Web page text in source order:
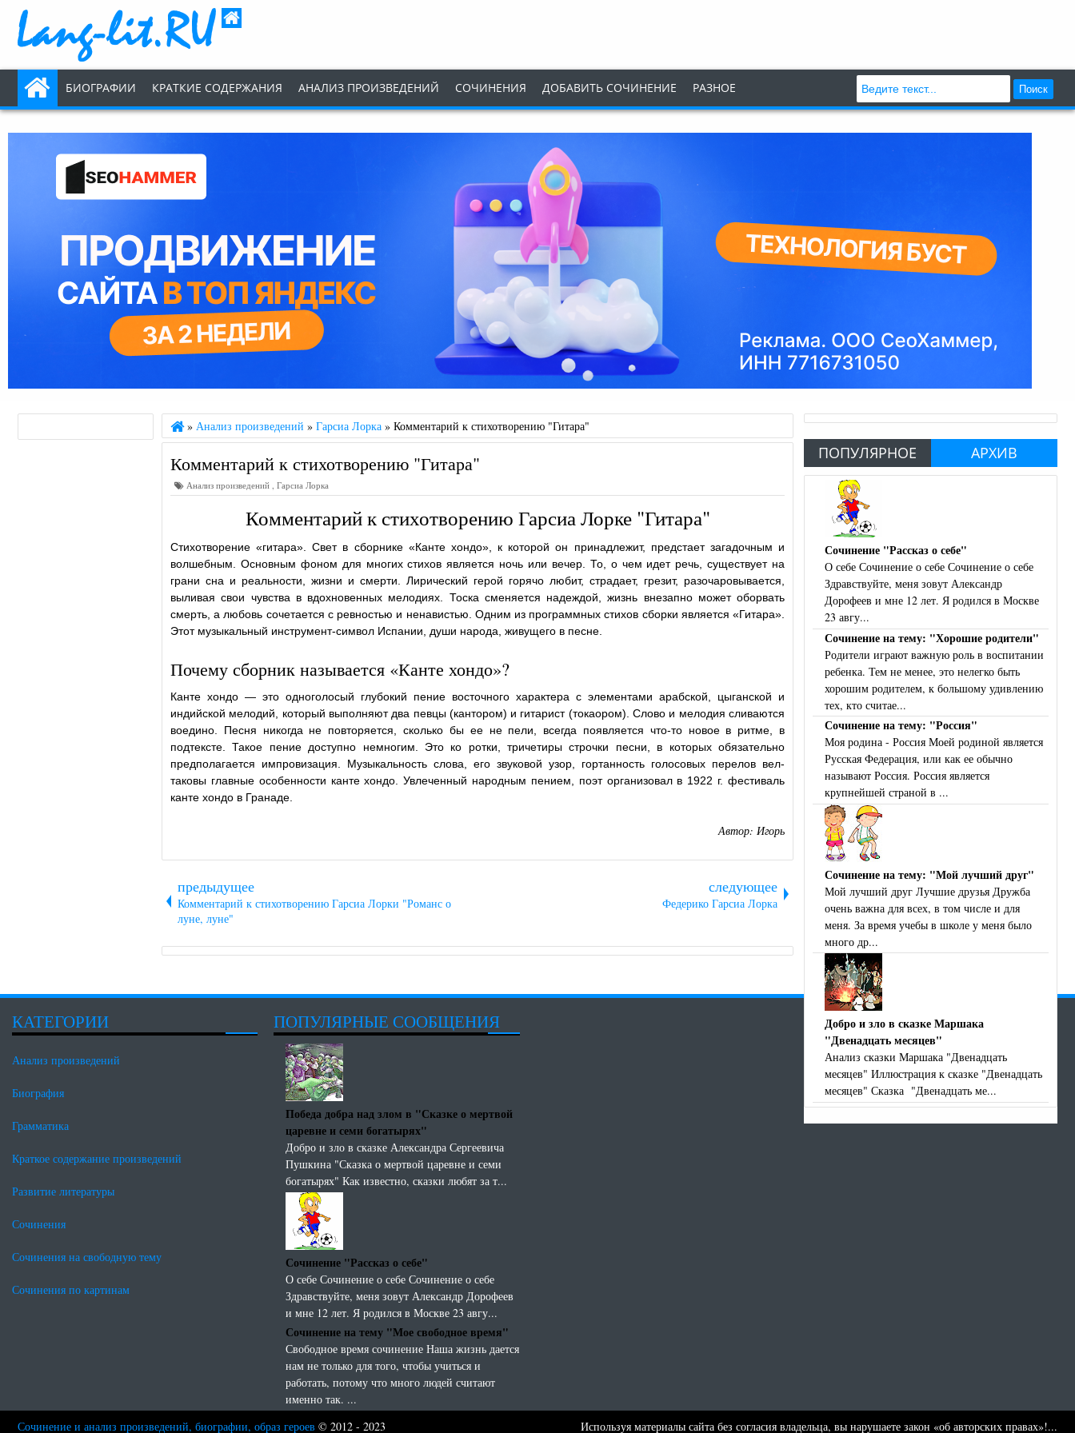
БИОГРАФИИ КРАТКИЕ СОДЕРЖАНИЯ АНАЛИЗ ПРОИЗВЕДЕНИЙ СОЧИНЕНИЯ ДОБАВИТЬ СОЧИНЕНИЕ РАЗНОЕ Поиск
» Анализ произведений » Гарсиа Лорка » Комментарий к стихотворению "Гитара"
Комментарий к стихотворению "Гитара"
Анализ произведений , Гарсиа Лорка
Комментарий к стихотворению Гарсиа Лорке "Гитара"
Стихотворение «гитара». Свет в сборнике «Канте хондо», к которой он принадлежит, предстает загадочным и
волшебным. Основным фоном для многих стихов является ночь или вечер. То, о чем идет речь, существует на
грани сна и реальности, жизни и смерти. Лирический герой горячо любит, страдает, грезит, разочаровывается,
выливая свои чувства в вдохновенных мелодиях. Тоска сменяется надеждой, жизнь внезапно может оборвать
смерть, а любовь сочетается с ревностью и ненавистью. Одним из программных стихов сборки является «Гитара».
Этот музыкальный инструмент-символ Испании, души народа, живущего в песне.
Почему сборник называется «Канте хондо»?
Канте хондо — это одноголосый глубокий пение восточного характера с элементами арабской, цыганской и
индийской мелодий, который выполняют два певцы (кантором) и гитарист (токаором). Слово и мелодия сливаются
воедино. Песня никогда не повторяется, сколько бы ее не пели, всегда появляется что-то новое в ритме, в
подтексте. Такое пение доступно немногим. Это ко ротки, тричетиры строчки песни, в которых обязательно
предполагается импровизация. Музыкальность слова, его звуковой узор, гортанность голосовых перелов вел-
таковы главные особенности канте хондо. Увлеченный народным пением, поэт организовал в 1922 г. фестиваль
канте хондо в Гранаде.
Автор: Игорь
предыдущее
Комментарий к стихотворению Гарсиа Лорки "Романс о
луне, луне"
следующее
Федерико Гарсиа Лорка
ПОПУЛЯРНОЕ АРХИВ
Сочинение "Рассказ о себе"
О себе Сочинение о себе Сочинение о себе
Здравствуйте, меня зовут Александр
Дорофеев и мне 12 лет. Я родился в Москве
23 авгу...
Сочинение на тему: "Хорошие родители"
Родители играют важную роль в воспитании
ребенка. Тем не менее, это нелегко быть
хорошим родителем, к большому удивлению
тех, кто считае...
Сочинение на тему: "Россия"
Моя родина - Россия Моей родиной является
Русская Федерация, или как ее обычно
называют Россия. Россия является
крупнейшей страной в ...
Сочинение на тему: "Мой лучший друг"
Мой лучший друг Лучшие друзья Дружба
очень важна для всех, в том числе и для
меня. За время учебы в школе у меня было
много др...
Добро и зло в сказке Маршака
"Двенадцать месяцев"
Анализ сказки Маршака "Двенадцать
месяцев" Иллюстрация к сказке "Двенадцать
месяцев" Сказка "Двенадцать ме...
КАТЕГОРИИ
Анализ произведений
Биография
Грамматика
Краткое содержание произведений
Развитие литературы
Сочинения
Сочинения на свободную тему
Сочинения по картинам
ПОПУЛЯРНЫЕ СООБЩЕНИЯ
Победа добра над злом в "Сказке о мертвой
царевне и семи богатырях"
Добро и зло в сказке Александра Сергеевича
Пушкина "Сказка о мертвой царевне и семи
богатырях" Как известно, сказки любят за т...
Сочинение "Рассказ о себе"
О себе Сочинение о себе Сочинение о себе
Здравствуйте, меня зовут Александр Дорофеев
и мне 12 лет. Я родился в Москве 23 авгу...
Сочинение на тему "Мое свободное время"
Свободное время сочинение Наша жизнь дается
нам не только для того, чтобы учиться и
работать, потому что много людей считают
именно так. ...
Сочинение и анализ произведений, биографии, образ героев © 2012 - 2023 Используя материалы сайта без согласия владельца, вы нарушаете закон «об авторских правах»!...